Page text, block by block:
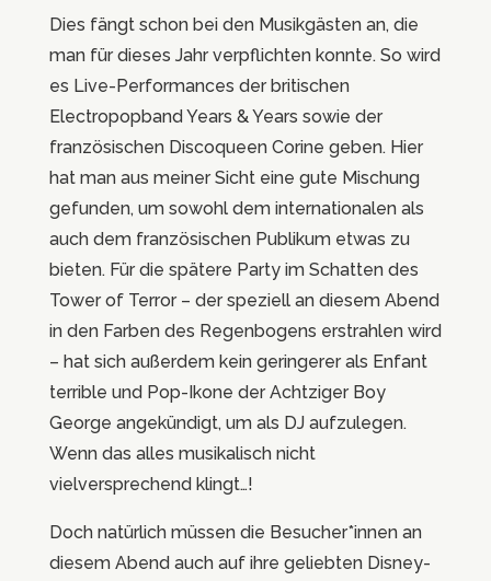
Dies fängt schon bei den Musikgästen an, die
man für dieses Jahr verpflichten konnte. So wird
es Live-Performances der britischen
Electropopband Years & Years sowie der
französischen Discoqueen Corine geben. Hier
hat man aus meiner Sicht eine gute Mischung
gefunden, um sowohl dem internationalen als
auch dem französischen Publikum etwas zu
bieten. Für die spätere Party im Schatten des
Tower of Terror – der speziell an diesem Abend
in den Farben des Regenbogens erstrahlen wird
– hat sich außerdem kein geringerer als Enfant
terrible und Pop-Ikone der Achtziger Boy
George angekündigt, um als DJ aufzulegen.
Wenn das alles musikalisch nicht
vielversprechend klingt…!
Doch natürlich müssen die Besucher*innen an
diesem Abend auch auf ihre geliebten Disney-